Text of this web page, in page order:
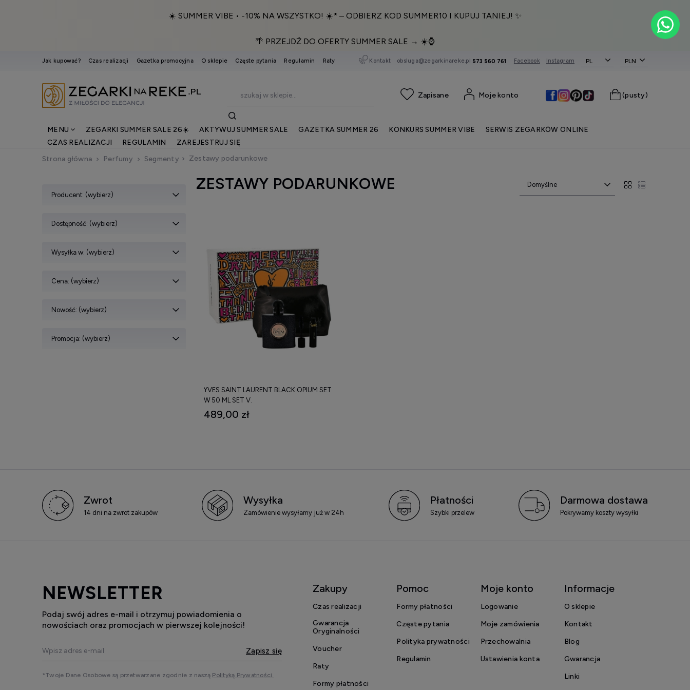
☀️ SUMMER VIBE • -10% NA WSZYSTKO! ☀️* – ODBIERZ KOD SUMMER10 I KUPUJ TANIEJ! ✨
🌴 PRZEJDŹ DO OFERTY SUMMER SALE → ☀️⌚️
Jak kupować? Czas realizacji Gazetka promocyjna O sklepie Częste pytania Regulamin Raty Kontakt obsluga@zegarkinareke.pl 573 560 761 Facebook Instagram PL
(pusty)
Moje konto
MENU ZEGARKI SUMMER SALE 26☀️ AKTYWUJ SUMMER SALE GAZETKA SUMMER 26 KONKURS SUMMER VIBE
SERWIS ZEGARKÓW ONLINE
CZAS REALIZACJI
REGULAMIN
ZAREJESTRUJ SIĘ
Strona główna
Perfumy Segmenty Zestawy podarunkowe
Producent: (wybierz)
Dostępność: (wybierz)
Wysyłka w: (wybierz)
Cena: (wybierz)
Nowość: (wybierz)
Promocja: (wybierz)
ZESTAWY PODARUNKOWE
YVES SAINT LAURENT BLACK OPIUM SET
W 50 ML SET V.
489,00 zł
Zwrot
14 dni na zwrot zakupów
Wysyłka
Zamówienie wysyłamy już w 24h
Płatności
Szybki przelew
Darmowa dostawa
Pokrywamy koszty wysyłki
NEWSLETTER
Podaj swój adres e-mail i otrzymuj powiadomienia o
nowościach oraz promocjach w pierwszej kolejności!
Zapisz się
*Twoje Dane Osobowe są przetwarzane zgodnie z naszą Polityką Prywatności.
Zakupy
Czas realizacji
Gwarancja
Oryginalności
Voucher
Raty
Formy płatności
Pomoc
Formy płatności
Częste pytania
Polityka prywatności
Regulamin
Moje konto
Logowanie
Moje zamówienia
Przechowalnia
Ustawienia konta
Informacje
O sklepie
Kontakt
Blog
Gwarancja
Linki